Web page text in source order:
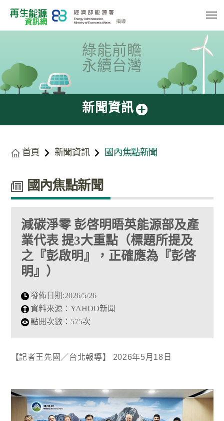
綠能前瞻
永續台灣
新聞資訊
首頁 新聞資訊 國內焦點新聞
國內焦點新聞
減碳淨零 彭啓明晤英能源部及產
業代表 提3大重點（標題所提及
之『彭啟明』，正確應為『彭啓
明』）
發佈日期:2026/5/26
資料來源： YAHOO新聞
點閱次數： 575次
【記者王先國／台北報導】 2026年5月18日